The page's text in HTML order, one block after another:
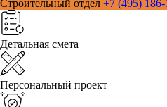
Строительный отдел +7 (495)
Детальная смета
Персональный проект